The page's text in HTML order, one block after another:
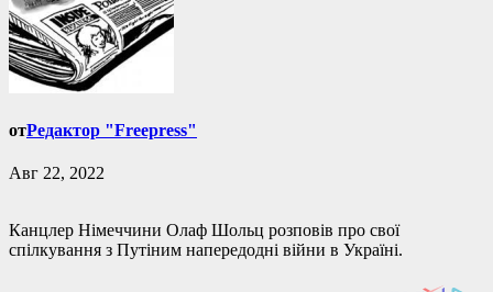
отРедактор "Freepress"
Авг 22, 2022
Канцлер Німеччини Олаф Шольц розповів про свої
спілкування з Путіним напередодні війни в Україні.